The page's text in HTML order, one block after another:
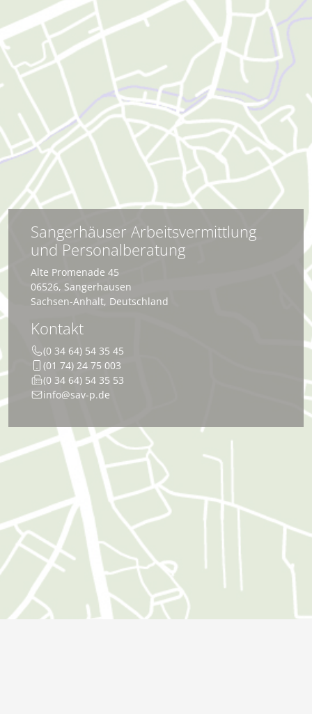
Sangerhäuser Arbeitsvermittlung
und Personalberatung
Alte Promenade 45
06526, Sangerhausen
Sachsen-Anhalt, Deutschland
Kontakt
(0 34 64) 54 35 45
(01 74) 24 75 003
(0 34 64) 54 35 53
info@sav-p.de